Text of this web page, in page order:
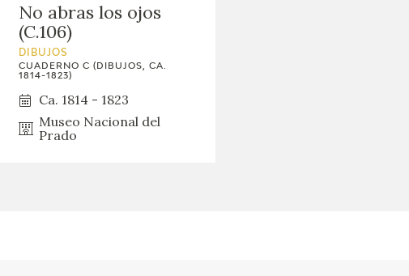
No abras los ojos
(C.106)
DIBUJOS
CUADERNO C (DIBUJOS, CA.
1814-1823)
Ca. 1814 - 1823
Museo Nacional del
Prado